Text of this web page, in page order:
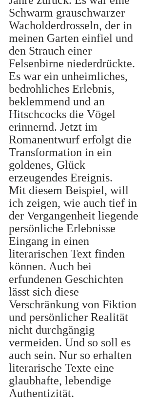
Schwarm grauschwarzer
Wacholderdrosseln, der in
meinen Garten einfiel und
den Strauch einer
Felsenbirne niederdrückte.
Es war ein unheimliches,
bedrohliches Erlebnis,
beklemmend und an
Hitschcocks die Vögel
erinnernd. Jetzt im
Romanentwurf erfolgt die
Transformation in ein
goldenes, Glück
erzeugendes Ereignis.
Mit diesem Beispiel, will
ich zeigen, wie auch tief in
der Vergangenheit liegende
persönliche Erlebnisse
Eingang in einen
literarischen Text finden
können. Auch bei
erfundenen Geschichten
lässt sich diese
Verschränkung von Fiktion
und persönlicher Realität
nicht durchgängig
vermeiden. Und so soll es
auch sein. Nur so erhalten
literarische Texte eine
glaubhafte, lebendige
Authentizität.